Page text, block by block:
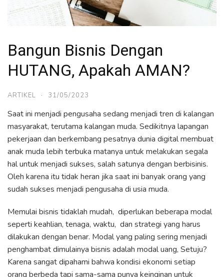
Bangun Bisnis Dengan
HUTANG, Apakah AMAN?
ARTIKEL · 31/05/2023
Saat ini menjadi pengusaha sedang menjadi tren di kalangan
masyarakat, terutama kalangan muda. Sedikitnya lapangan
pekerjaan dan berkembang pesatnya dunia digital membuat
anak muda lebih terbuka matanya untuk melakukan segala
hal untuk menjadi sukses, salah satunya dengan berbisinis.
Oleh karena itu tidak heran jika saat ini banyak orang yang
sudah sukses menjadi pengusaha di usia muda.
Memulai bisnis tidaklah mudah, diperlukan beberapa modal
seperti keahlian, tenaga, waktu, dan strategi yang harus
dilakukan dengan benar. Modal yang paling sering menjadi
penghambat dimulainya bisnis adalah modal uang, Setuju?
Karena sangat dipahami bahwa kondisi ekonomi setiap
orang berbeda tapi sama-sama punya keinginan untuk